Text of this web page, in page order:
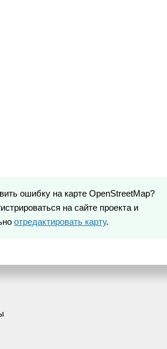
ошибку на карте OpenStreetMap?
на сайте проекта и
отредактировать карту.